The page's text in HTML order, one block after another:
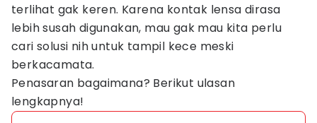
terlihat gak keren. Karena kontak lensa dirasa
lebih susah digunakan, mau gak mau kita perlu
cari solusi nih untuk tampil kece meski
berkacamata.
Penasaran bagaimana? Berikut ulasan
lengkapnya!